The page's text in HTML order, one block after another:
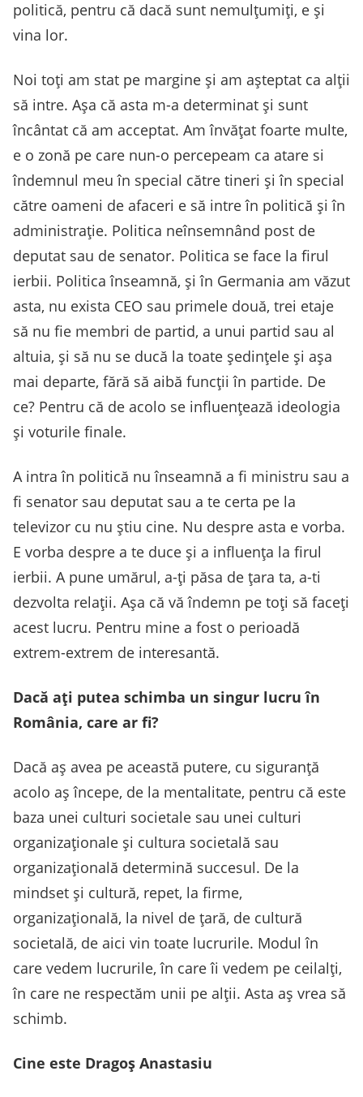
politică, pentru că dacă sunt nemulțumiți, e și
vina lor.
Noi toți am stat pe margine și am așteptat ca alții
să intre. Așa că asta m-a determinat și sunt
încântat că am acceptat. Am învățat foarte multe,
e o zonă pe care nun-o percepeam ca atare si
îndemnul meu în special către tineri și în special
către oameni de afaceri e să intre în politică și în
administrație. Politica neînsemnând post de
deputat sau de senator. Politica se face la firul
ierbii. Politica înseamnă, și în Germania am văzut
asta, nu exista CEO sau primele două, trei etaje
să nu fie membri de partid, a unui partid sau al
altuia, și să nu se ducă la toate ședințele și așa
mai departe, fără să aibă funcții în partide. De
ce? Pentru că de acolo se influențează ideologia
și voturile finale.
A intra în politică nu înseamnă a fi ministru sau a
fi senator sau deputat sau a te certa pe la
televizor cu nu știu cine. Nu despre asta e vorba.
E vorba despre a te duce și a influența la firul
ierbii. A pune umărul, a-ți păsa de țara ta, a-ti
dezvolta relații. Așa că vă îndemn pe toți să faceți
acest lucru. Pentru mine a fost o perioadă
extrem-extrem de interesantă.
Dacă ați putea schimba un singur lucru în
România, care ar fi?
Dacă aș avea pe această putere, cu siguranță
acolo aș începe, de la mentalitate, pentru că este
baza unei culturi societale sau unei culturi
organizaționale și cultura societală sau
organizațională determină succesul. De la
mindset și cultură, repet, la firme,
organizațională, la nivel de țară, de cultură
societală, de aici vin toate lucrurile. Modul în
care vedem lucrurile, în care îi vedem pe ceilalți,
în care ne respectăm unii pe alții. Asta aș vrea să
schimb.
Cine este Dragoș Anastasiu